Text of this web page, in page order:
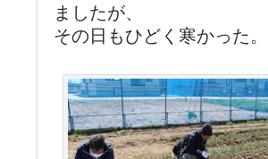
ましたが、
その日もひどく寒かった